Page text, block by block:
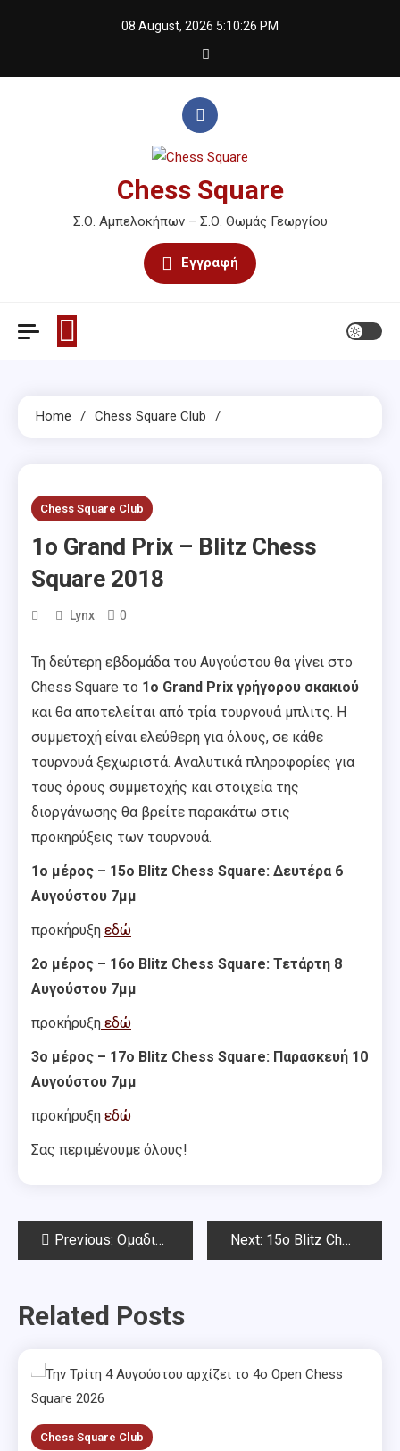
08 August, 2026 5:10:26 PM
Chess Square
Σ.Ο. Αμπελοκήπων – Σ.Ο. Θωμάς Γεωργίου
Εγγραφή
Home Chess Square Club
Chess Square Club
1ο Grand Prix – Blitz Chess
Square 2018
Lynx 0
Τη δεύτερη εβδομάδα του Αυγούστου θα γίνει στο
Chess Square το 1ο Grand Prix γρήγορου σκακιού
και θα αποτελείται από τρία τουρνουά μπλιτς. Η
συμμετοχή είναι ελεύθερη για όλους, σε κάθε
τουρνουά ξεχωριστά. Αναλυτικά πληροφορίες για
τους όρους συμμετοχής και στοιχεία της
διοργάνωσης θα βρείτε παρακάτω στις
προκηρύξεις των τουρνουά.
1ο μέρος – 15ο Blitz Chess Square: Δευτέρα 6
Αυγούστου 7μμ
προκήρυξη εδώ
2ο μέρος – 16ο Blitz Chess Square: Τετάρτη 8
Αυγούστου 7μμ
προκήρυξη εδώ
3ο μέρος – 17ο Blitz Chess Square: Παρασκευή 10
Αυγούστου 7μμ
προκήρυξη εδώ
Σας περιμένουμε όλους!
PostPrevious: Ομαδικό Πρωτάθλημα Α’ Εθνικής: 7ος γύρος Next: 15o Blitz Chess Square – 1o μέρος του Grand Prix
Related Posts
Chess Square Club